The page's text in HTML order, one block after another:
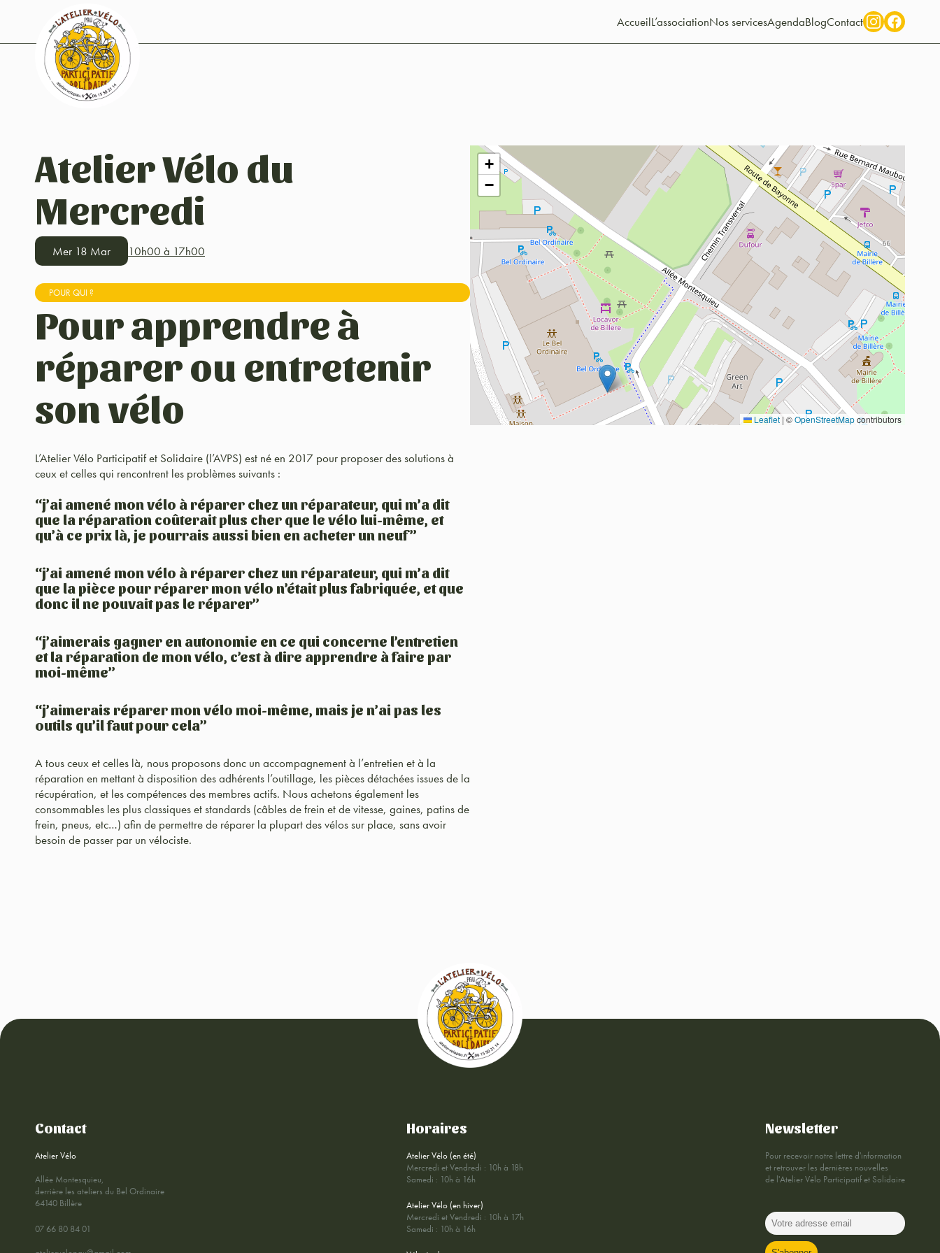
AccueilL’associationNos servicesAgendaBlogContact
Atelier Vélo du
Mercredi
Mer 18 Mar 10h00 à 17h00
POUR QUI ?
Pour apprendre à
réparer ou entretenir
son vélo
L’Atelier Vélo Participatif et Solidaire (l’AVPS) est né en 2017 pour proposer des solutions à
ceux et celles qui rencontrent les problèmes suivants :
“j’ai amené mon vélo à réparer chez un réparateur, qui m’a dit
que la réparation coûterait plus cher que le vélo lui-même, et
qu’à ce prix là, je pourrais aussi bien en acheter un neuf”
“j’ai amené mon vélo à réparer chez un réparateur, qui m’a dit
que la pièce pour réparer mon vélo n’était plus fabriquée, et que
donc il ne pouvait pas le réparer”
“j’aimerais gagner en autonomie en ce qui concerne l’entretien
et la réparation de mon vélo, c’est à dire apprendre à faire par
moi-même”
“j’aimerais réparer mon vélo moi-même, mais je n’ai pas les
outils qu’il faut pour cela”
A tous ceux et celles là, nous proposons donc un accompagnement à l’entretien et à la
réparation en mettant à disposition des adhérents l’outillage, les pièces détachées issues de la
récupération, et les compétences des membres actifs. Nous achetons également les
consommables les plus classiques et standards (câbles de frein et de vitesse, gaines, patins de
frein, pneus, etc…) afin de permettre de réparer la plupart des vélos sur place, sans avoir
besoin de passer par un vélociste.
+
−
Leaflet | ©OpenStreetMapcontributors
Contact
Atelier Vélo
Allée Montesquieu,
derrière les ateliers du Bel Ordinaire
64140 Billère
07 66 80 84 01
Horaires
Atelier Vélo (en été)
Mercredi et Vendredi : 10h à 18h
Samedi : 10h à 16h
Atelier Vélo (en hiver)
Mercredi et Vendredi : 10h à 17h
Samedi : 10h à 16h
Newsletter
Pour recevoir notre lettre d'information
et retrouver les dernières nouvelles
de l'Atelier Vélo Participatif et Solidaire